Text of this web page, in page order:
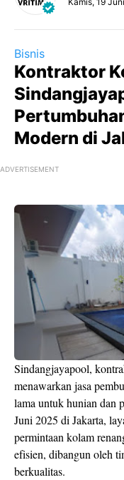
Bisnis
Kontraktor
Modern di
ADVERTISEMENT
Sindangjayapool,
menawarkan jasa
lama untuk hunian dan
Juni 2025 di Jakarta,
permintaan kolam
efisien, dibangun oleh
berkualitas.